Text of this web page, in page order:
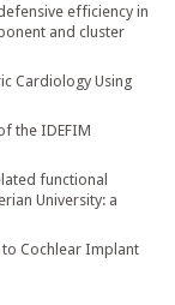
efficiency in
and cluster
Cardiology Using
the IDEFIM
functional
University: a
Cochlear Implant